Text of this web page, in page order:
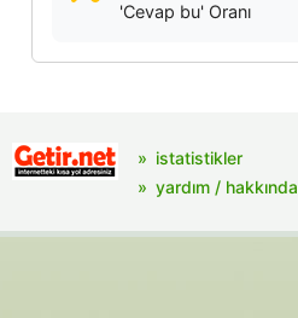
'Cevap bu' Oranı
istatistikler
yardım / hakkında